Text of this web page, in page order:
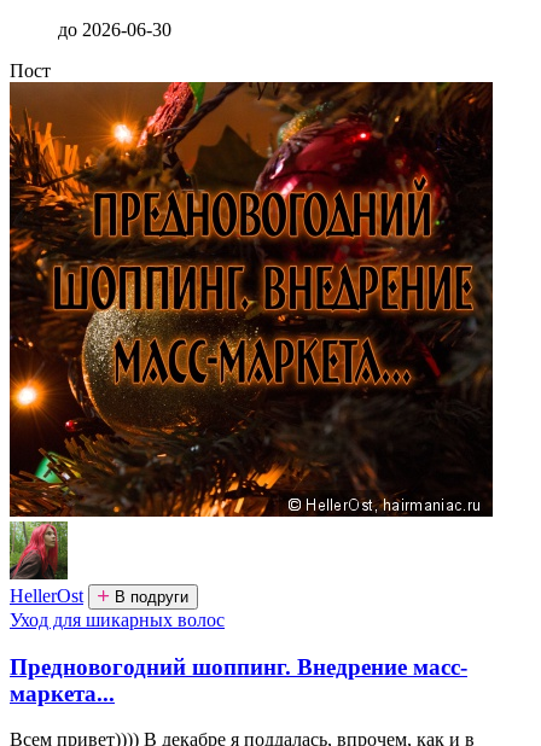
до 2026-06-30
Пост
HellerOst В подруги
Уход для шикарных волос
Предновогодний шоппинг. Внедрение масс-
маркета...
Всем привет)))) В декабре я поддалась, впрочем, как и в